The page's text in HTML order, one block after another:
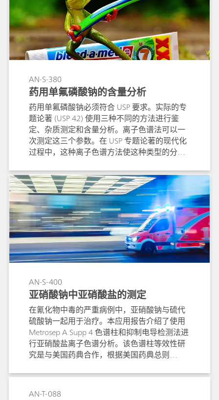
AN-S-380
药用单氟磷酸钠的含量分析
药用单氟磷酸钠必须符合 USP 要求。实际的专
题论著 (USP 42) 使用三种不同的方法进行鉴
定、杂质测定和含量分析。离子色谱法可以一
次测定这三个参数。在 USP 专题论著的现代化
过程中，这种离子色谱方法使这种类型的分析
AN-S-400
亚硝酸钠中亚硝酸盐的测定
在氰化物中毒的严重病例中，亚硝酸钠与硫代
硫酸钠一起用于治疗。本应用报告介绍了使用
Metrosep A Supp 4 色谱柱和抑制电导检测法进
行亚硝酸盐离子色谱分析。该色谱柱等效性研
究是与美国药典合作，根据美国药典总则
AN-T-088